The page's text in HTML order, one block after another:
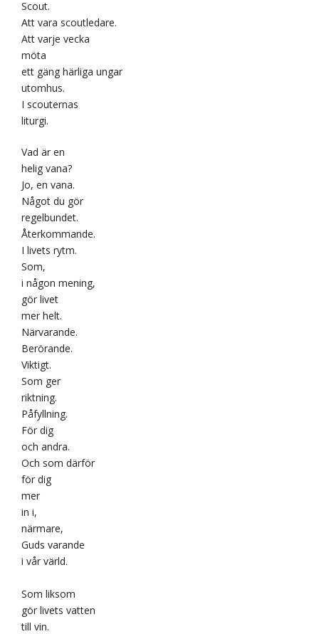
Scout.
Att vara scoutledare.
Att varje vecka
möta
ett gäng härliga ungar
utomhus.
I scouternas
liturgi.
Vad är en
helig vana?
Jo, en vana.
Något du gör
regelbundet.
Återkommande.
I livets rytm.
Som,
i någon mening,
gör livet
mer helt.
Närvarande.
Berörande.
Viktigt.
Som ger
riktning.
Påfyllning.
För dig
och andra.
Och som därför
för dig
mer
in i,
närmare,
Guds varande
i vår värld.
Som liksom
gör livets vatten
till vin.